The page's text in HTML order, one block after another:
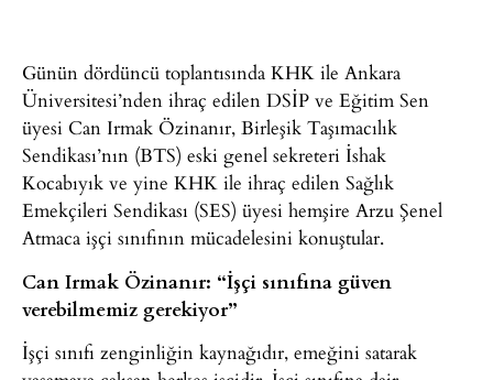
Günün dördüncü toplantısında KHK ile Ankara
Üniversitesi’nden ihraç edilen DSİP ve Eğitim Sen
üyesi Can Irmak Özinanır, Birleşik Taşımacılık
Sendikası’nın (BTS) eski genel sekreteri İshak
Kocabıyık ve yine KHK ile ihraç edilen Sağlık
Emekçileri Sendikası (SES) üyesi hemşire Arzu Şenel
Atmaca işçi sınıfının mücadelesini konuştular.
Can Irmak Özinanır: “İşçi sınıfına güven
verebilmemiz gerekiyor”
İşçi sınıfı zenginliğin kaynağıdır, emeğini satarak